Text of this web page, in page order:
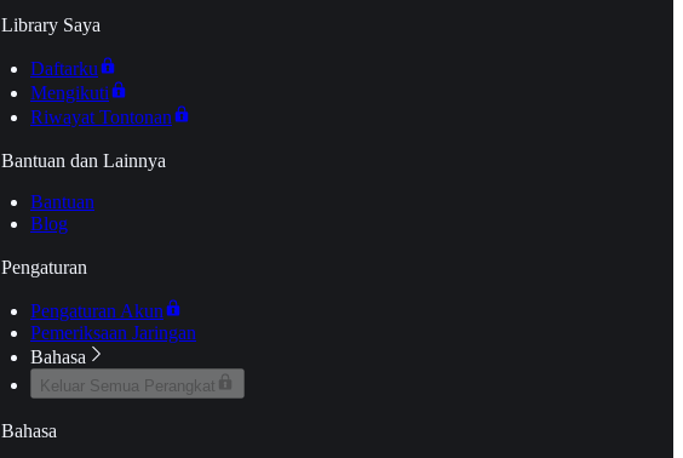
Library Saya
Daftarku
Mengikuti
Riwayat Tontonan
Bantuan dan Lainnya
Bantuan
Blog
Pengaturan
Pengaturan Akun
Pemeriksaan Jaringan
Bahasa
Keluar Semua Perangkat
Bahasa